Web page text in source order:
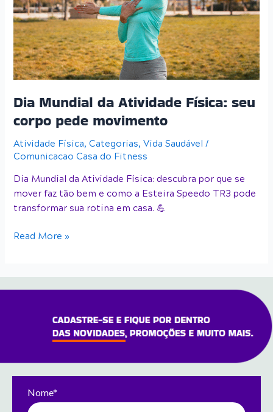
Dia Mundial da Atividade Física: seu
corpo pede movimento
Atividade Física,Categorias,Vida Saudável /
Comunicacao Casa do Fitness
Dia Mundial da Atividade Física: descubra por que se
mover faz tão bem e como a Esteira Speedo TR3 pode
transformar sua rotina em casa. 💪
Física:
seu
corpo
pede
movimento
Read More »
Nome*